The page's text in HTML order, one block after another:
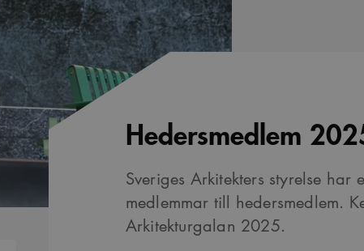
Hedersmedlem
Sveriges Arkitekters styrelse
medlemmar till hedersmedlem.
Arkitekturgalan 2025.